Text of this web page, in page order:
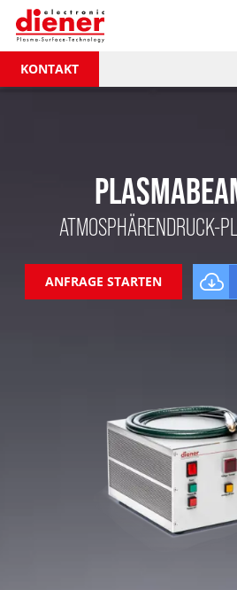
KONTAKT
ATMOSPHÄRENDRUCK-
ANFRAGE STARTEN